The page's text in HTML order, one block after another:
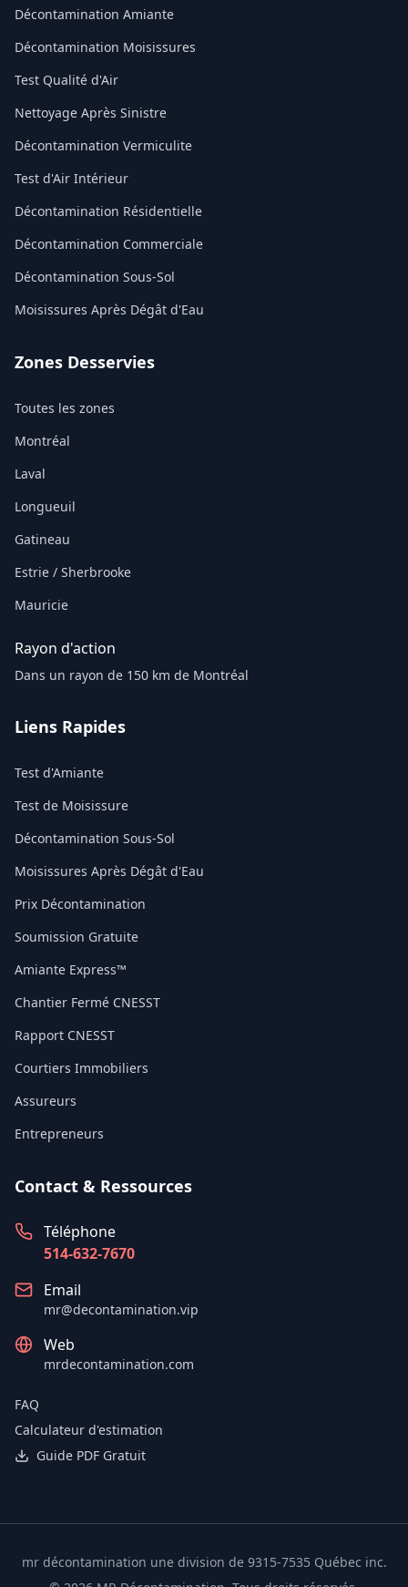
Décontamination Amiante
Décontamination Moisissures
Test Qualité d'Air
Nettoyage Après Sinistre
Décontamination Vermiculite
Test d'Air Intérieur
Décontamination Résidentielle
Décontamination Commerciale
Décontamination Sous-Sol
Moisissures Après Dégât d'Eau
Zones Desservies
Toutes les zones
Montréal
Laval
Longueuil
Gatineau
Estrie / Sherbrooke
Mauricie
Rayon d'action
Dans un rayon de 150 km de Montréal
Liens Rapides
Test d'Amiante
Test de Moisissure
Décontamination Sous-Sol
Moisissures Après Dégât d'Eau
Prix Décontamination
Soumission Gratuite
Amiante Express™
Chantier Fermé CNESST
Rapport CNESST
Courtiers Immobiliers
Assureurs
Entrepreneurs
Contact & Ressources
Téléphone
514-632-7670
Email
mr@decontamination.vip
Web
mrdecontamination.com
FAQ
Calculateur d'estimation
Guide PDF Gratuit
mr décontamination une division de 9315-7535 Québec inc.